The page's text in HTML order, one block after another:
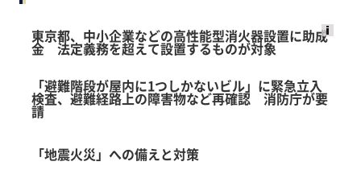
東京都、中小企業などの高性能型消火器設置に助成
金 法定義務を超えて設置するものが対象
「避難階段が屋内に1つしかないビル」に緊急立入
検査、避難経路上の障害物など再確認 消防庁が要
請
「地震火災」への備えと対策